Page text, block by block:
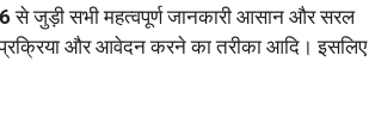
से जुड़ी सभी महत्वपूर्ण जानकारी आसान और सरल
और आवेदन करने का तरीका आदि। इसलिए